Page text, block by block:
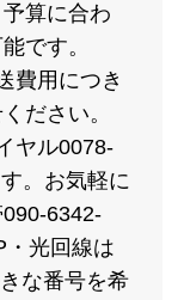
算に合わ
です。
費用につき
ださい。
ヤル0078-
。お気軽に
6342-
光回線は
な番号を希